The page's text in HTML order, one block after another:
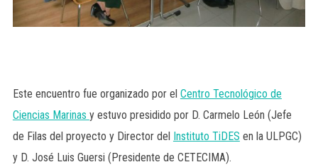
Este encuentro fue organizado por el Centro Tecnológico de
Ciencias Marinas y estuvo presidido por D. Carmelo León (Jefe
de Filas del proyecto y Director del Instituto TiDES en la ULPGC)
y D. José Luis Guersi (Presidente de CETECIMA).